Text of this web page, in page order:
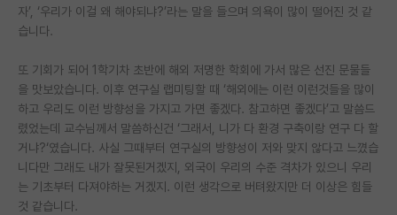
인문사회 계열 게시판
반도체/AI 게시판
장학금/장학생 게시판
학술 정보 게시판
홍보 게시판
자’, ‘우리가 이걸 왜 해야되냐?’라는 말을 들으며 의욕이 많이 떨어진 것 같
습니다.
또 기회가 되어 1학기차 초반에 해외 저명한 학회에 가서 많은 선진 문물들
을 맛보았습니다. 이후 연구실 랩미팅할 때 ‘해외에는 이런 이런것들을 많이
하고 우리도 이런 방향성을 가지고 가면 좋겠다. 참고하면 좋겠다’고 말씀드
렸었는데 교수님께서 말씀하신건 ‘그래서, 니가 다 환경 구축이랑 연구 다 할
거냐?‘였습니다. 사실 그때부터 연구실의 방향성이 저와 맞지 않다고 느꼈습
니다만 그래도 내가 잘못된거겠지, 외국이 우리의 수준 격차가 있으니 우리
는 기초부터 다져야하는 거겠지. 이런 생각으로 버텨왔지만 더 이상은 힘들
것 같습니다.